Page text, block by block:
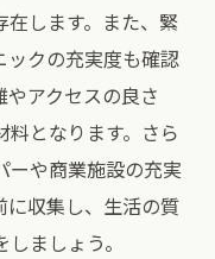
トを計算
活用しよう
チェックリスト
方
資金計画
費用配分
在します。また、緊
ックの充実度も確認
アクセスの良さ
となります。さら
ーや商業施設の充実
に収集し、生活の質
ましょう。